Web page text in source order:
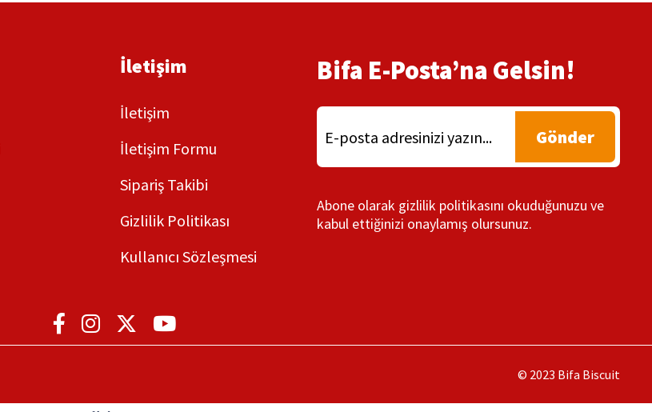
İletişim
İletişim
İletişim Formu
Sipariş Takibi
Gizlilik Politikası
Kullanıcı Sözleşmesi
Bifa E-Posta’na Gelsin!
Gönder
Abone olarak gizlilik politikasını okuduğunuzu ve
kabul ettiğinizi onaylamış olursunuz.
© 2023 Bifa Biscuit